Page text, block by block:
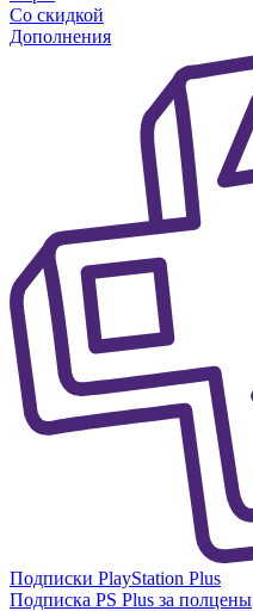
Со скидкой
Дополнения
Подписки PlayStation Plus
Подписка PS Plus за полцены